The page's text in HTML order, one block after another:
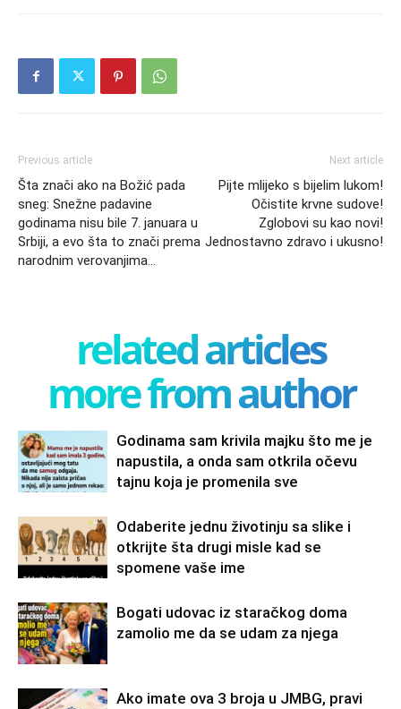
Previous article
Šta znači ako na Božić pada
sneg: Snežne padavine
godinama nisu bile 7. januara u
Srbiji, a evo šta to znači prema
narodnim verovanjima…
Next article
Pijte mlijeko s bijelim lukom!
Očistite krvne sudove!
Zglobovi su kao novi!
Jednostavno zdravo i ukusno!
related articles
more from author
Godinama sam krivila majku što me je
napustila, a onda sam otkrila očevu
tajnu koja je promenila sve
Odaberite jednu životinju sa slike i
otkrijte šta drugi misle kad se
spomene vaše ime
Bogati udovac iz staračkog doma
zamolio me da se udam za njega
Ako imate ova 3 broja u JMBG, pravi